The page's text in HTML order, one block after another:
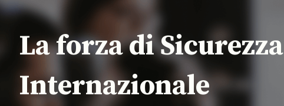
La forza di Sicurezza
Internazionale